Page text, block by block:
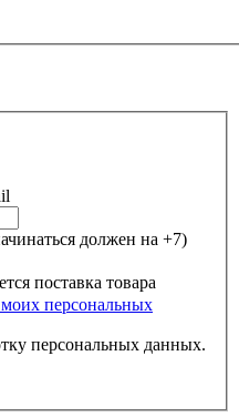
должен на +7)
поставка товара
персональных
персональных данных.